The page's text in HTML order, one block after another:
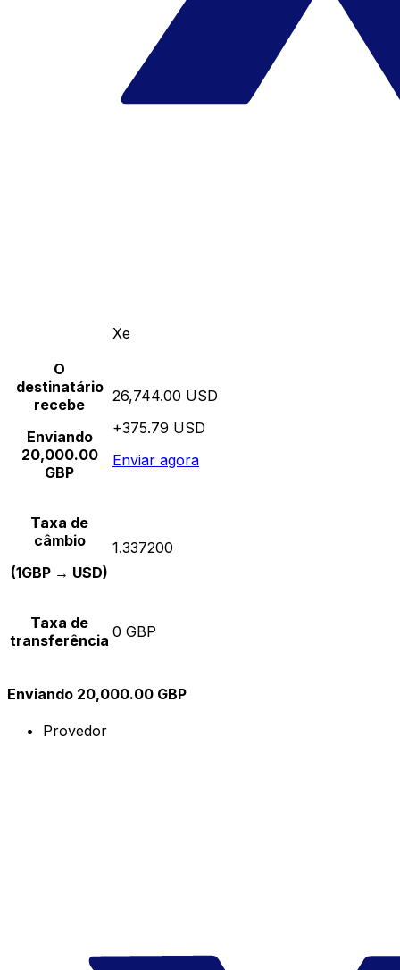
Xe
O
destinatário
recebe
Enviando
20,000.00
GBP
26,744.00 USD
+375.79 USD
Enviar agora
Taxa de
câmbio
(1GBP → USD)
1.337200
Taxa de
transferência 0 GBP
Enviando 20,000.00 GBP
Provedor